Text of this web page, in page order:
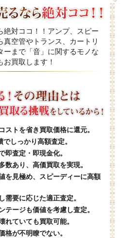
絶対ココ！！アンプ、スピー
真空管やトランス、カートリ
ーまで「音」に関するモノな
お買取します！
ストを省き買取価格に還元。
しっかり高額査定。
即査定・即現金化。
数あり、高価買取を実現。
を見極め、スピーディーに高額
需要に応じた適正査定。
テージも価値を考慮し査定。
れていても買取可能。
格が不明瞭でない。